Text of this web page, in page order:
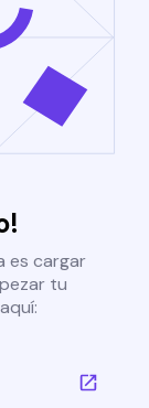
es cargar
tu